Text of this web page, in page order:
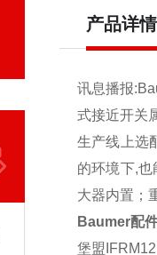
产品详情
讯息播报:
式接近开关
生产线上选
的环境下,
大器内置；
Baumer配
堡盟